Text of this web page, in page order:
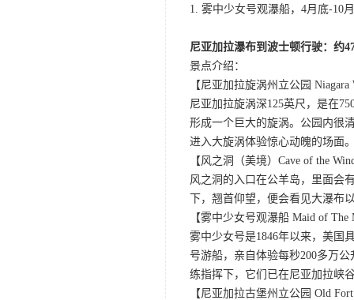
1. 雾中少女号观瀑船，4月底-10
尼亚加拉瀑布到波士顿行驶：约
景点介绍：
【尼亚加拉旋涡州立公园
尼亚加拉旋涡深125英尺，是在
形成一个巨大的旋涡。公园内很
进入大旋涡体验惊心动魄的场面
【风之洞（美境）Cave of the
风之洞的入口在公羊岛，里面会
下，翘首仰望，便会看见大瀑布
【雾中少女号观瀑船 Maid of The
雾中少女号是1846年以来，美国
号游船，亲自体验每秒200多万
练指挥下，它们已在尼亚加拉峡
【尼亚加拉古堡州立公园 Old